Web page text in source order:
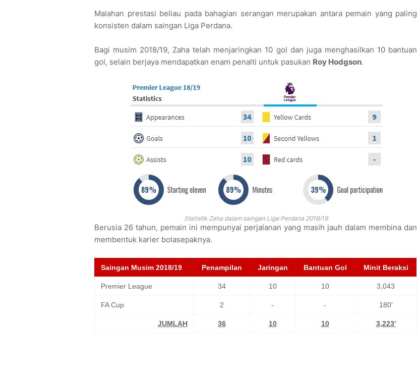
Malahan prestasi beliau pada bahagian serangan merupakan antara pemain yang paling
konsisten dalam saingan Liga Perdana.
Bagi musim 2018/19, Zaha telah menjaringkan 10 gol dan juga menghasilkan 10 bantuan
gol, selain berjaya mendapatkan enam penalti untuk pasukan Roy Hodgson.
Statistik Zaha dalam saingan Liga Perdana 2018/19
Berusia 26 tahun, pemain ini mempunyai perjalanan yang masih jauh dalam membina dan
membentuk karier bolasepaknya.
Saingan Musim 2018/19 Penampilan Jaringan Bantuan Gol Minit Beraksi
Premier League 34 10 10 3,043
FA Cup 2 - - 180'
JUMLAH 36 10 10 3,223'